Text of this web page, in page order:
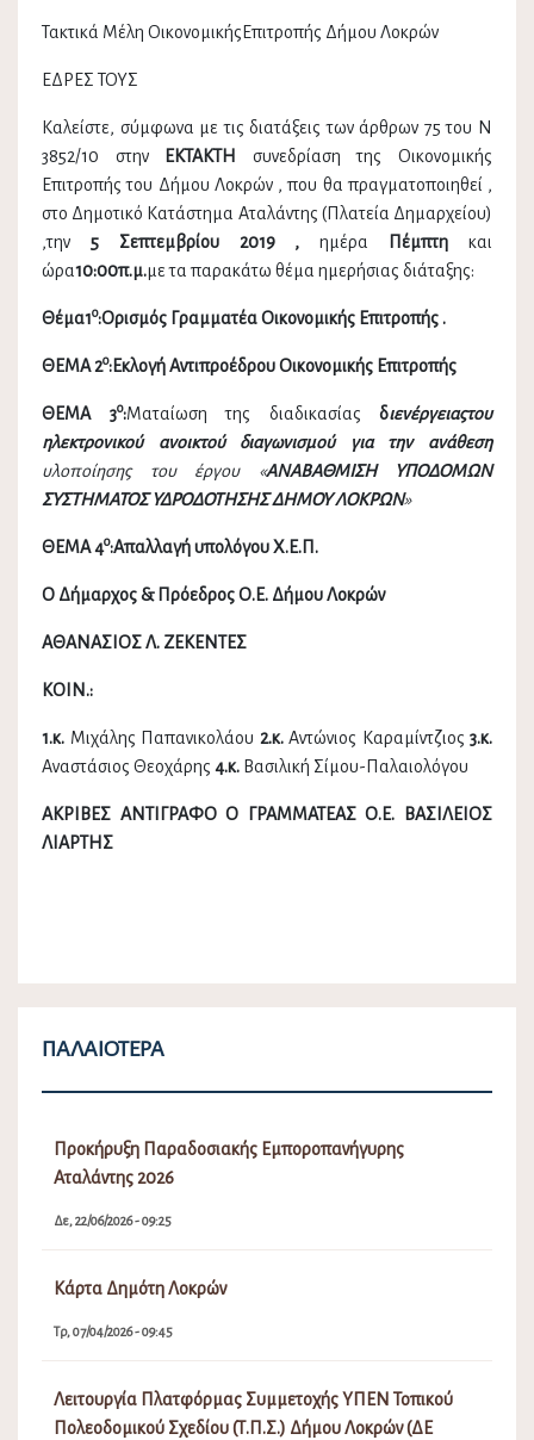
Τακτικά Μέλη ΟικονομικήςΕπιτροπής Δήμου Λοκρών
ΕΔΡΕΣ ΤΟΥΣ
Καλείστε, σύμφωνα με τις διατάξεις των άρθρων 75 του Ν
3852/10 στηνΕΚΤΑΚΤΗ συνεδρίαση της Οικονομικής
Επιτροπής του Δήμου Λοκρών , που θα πραγματοποιηθεί ,
στο Δημοτικό Κατάστημα Αταλάντης (Πλατεία Δημαρχείου)
,την 5 Σεπτεμβρίου 2019 ,ημέρα Πέμπτηκαι
ώρα10:00π.μ.με τα παρακάτω θέμα ημερήσιας διάταξης:
Θέμα1ο:Ορισμός Γραμματέα Οικονομικής Επιτροπής.
ΘΕΜΑ 2ο:Εκλογή Αντιπροέδρου Οικονομικής Επιτροπής
ΘΕΜΑ 3ο:Ματαίωση της διαδικασίας διενέργειαςτου
ηλεκτρονικού ανοικτού διαγωνισμού για την ανάθεση
υλοποίησης του έργου «ΑΝΑΒΑΘΜΙΣΗ ΥΠΟΔΟΜΩΝ
ΣΥΣΤΗΜΑΤΟΣ ΥΔΡΟΔΟΤΗΣΗΣ ΔΗΜΟΥ ΛΟΚΡΩΝ»
ΘΕΜΑ 4ο:Απαλλαγή υπολόγου Χ.Ε.Π.
Ο Δήμαρχος & Πρόεδρος Ο.Ε. Δήμου Λοκρών
ΑΘΑΝΑΣΙΟΣ Λ. ΖΕΚΕΝΤΕΣ
ΚΟΙΝ.:
1.κ. Μιχάλης Παπανικολάου 2.κ. Αντώνιος Καραμίντζιος 3.κ.
Αναστάσιος Θεοχάρης 4.κ. Βασιλική Σίμου-Παλαιολόγου
ΑΚΡΙΒΕΣ ΑΝΤΙΓΡΑΦΟ Ο ΓΡΑΜΜΑΤΕΑΣ Ο.Ε. ΒΑΣΙΛΕΙΟΣ
ΛΙΑΡΤΗΣ
ΠΑΛΑΙΌΤΕΡΑ
Προκήρυξη Παραδοσιακής Εμποροπανήγυρης
Αταλάντης 2026
Δε, 22/06/2026 - 09:25
Κάρτα Δημότη Λοκρών
Τρ, 07/04/2026 - 09:45
Λειτουργία Πλατφόρμας Συμμετοχής ΥΠΕΝ Τοπικού
Πολεοδομικού Σχεδίου (Τ.Π.Σ.) Δήμου Λοκρών (ΔΕ